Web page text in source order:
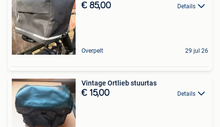
€ 85,00 Details
Overpelt 29 jul 26
Vintage Ortlieb stuurtas
€ 15,00 Details